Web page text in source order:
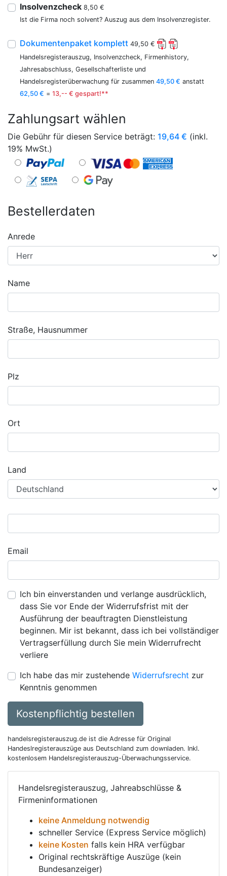
Insolvenzcheck 8,50 €
Ist die Firma noch solvent? Auszug aus dem Insolvenzregister.
Dokumentenpaket komplett 49,50 €
Handelsregisterauszug, Insolvenzcheck, Firmenhistory,
Jahresabschluss, Gesellschafterliste und
Handelsregisterüberwachung für zusammen 49,50 € anstatt
62,50 € = 13,-- € gespart!**
Zahlungsart wählen
Die Gebühr für diesen Service beträgt: 19,64 € (inkl.
19% MwSt.)
Bestellerdaten
Anrede
Name
Straße, Hausnummer
Plz
Ort
Land
Email
Ich bin einverstanden und verlange ausdrücklich,
dass Sie vor Ende der Widerrufsfrist mit der
Ausführung der beauftragten Dienstleistung
beginnen. Mir ist bekannt, dass ich bei vollständiger
Vertragserfüllung durch Sie mein Widerrufrecht
verliere
Ich habe das mir zustehende Widerrufsrecht zur
Kenntnis genommen
Kostenpflichtig bestellen
handelsregisterauszug.de ist die Adresse für Original
Handeslregisterauszüge aus Deutschland zum downladen. Inkl.
kostenlosem Handelsregisterauszug-Überwachungsservice.
Handelsregisterauszug, Jahreabschlüsse &
Firmeninformationen
keine Anmeldung notwendig
schneller Service (Express Service möglich)
keine Kosten falls kein HRA verfügbar
Original rechtskräftige Auszüge (kein
Bundesanzeiger)